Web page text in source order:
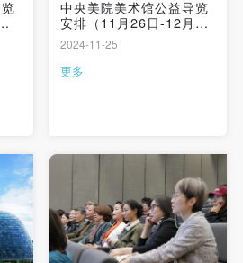
中央美院美术馆公益导览
安排（11月26日-12月1
日）| 志愿者持续招募
2024-11-25
更多
登录
昌艺术网会员账户登录